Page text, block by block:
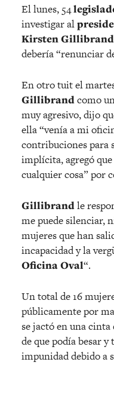
El lunes, 54
investigar al
Kirsten Gillibrand
debería “renunciar
En otro tuit el
Gillibrandcomo
muy agresivo, dijo
ella “venía a mi
contribuciones para
implícita, agregó
cualquier cosa” por
Gillibrandle
me puede silenciar,
mujeres que han
incapacidad y la
Oficina Oval“.
Un total de 16
públicamente por
se jactó en una
de que podía besar
impunidad debido a